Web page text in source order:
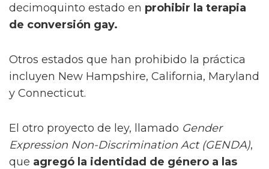
decimoquinto estado en prohibir la terapia
de conversión gay.
Otros estados que han prohibido la práctica
incluyen New Hampshire, California, Maryland
y Connecticut.
El otro proyecto de ley, llamado Gender
Expression Non-Discrimination Act (GENDA),
que agregó la identidad de género a las